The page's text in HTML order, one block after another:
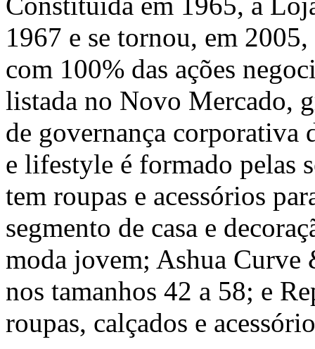
1967 e se tornou, em
com 100% das ações
listada no Novo Mercado,
de governança corporativa
e lifestyle é formado pelas
tem roupas e acessórios
segmento de casa e
moda jovem; Ashua Curve
nos tamanhos 42 a 58; e
roupas, calçados e